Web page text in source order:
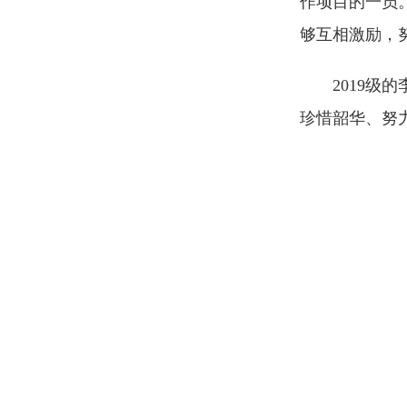
够互相激励，
2019级的
珍惜韶华、努